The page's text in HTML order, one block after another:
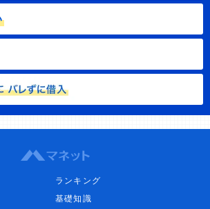
ランキング
基礎知識